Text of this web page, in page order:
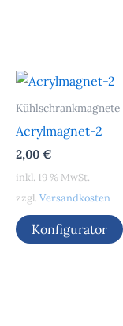
Kühlschrankmagnete
Acrylmagnet-2
2,00 €
inkl. 19 % MwSt.
zzgl. Versandkosten
Konfigurator